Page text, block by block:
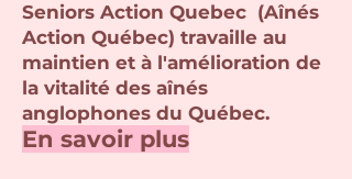
Seniors Action Quebec (Aînés
Action Québec) travaille au
maintien et à l'amélioration de
la vitalité des aînés
anglophones du Québec.
En savoir plus